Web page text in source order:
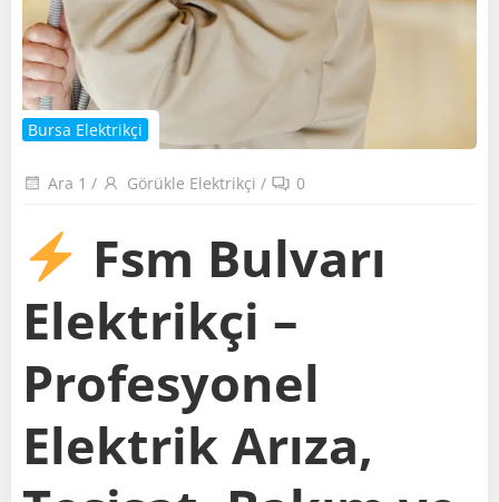
Bursa Elektrikçi
Ara 1 / Görükle Elektrikçi / 0
Fsm Bulvarı
Elektrikçi –
Profesyonel
Elektrik Arıza,